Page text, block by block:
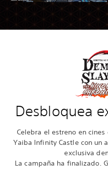
Desbloquea
Celebra el estreno en
Yaiba Infinity Castle con un
exclusiva
La campaña ha finalizado.